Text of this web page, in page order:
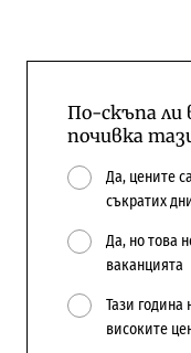
По-скъпа ли
почивка
Да, цените
съкратих
Да, но това
ваканцията
Тази година
високите